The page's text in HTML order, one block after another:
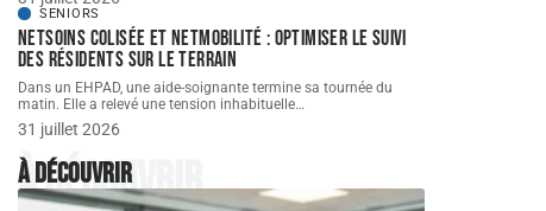
SENIORS
NETSoins colisée et NETMobilité : optimiser le suivi
des résidents sur le terrain
Dans un EHPAD, une aide-soignante termine sa tournée du
matin. Elle a relevé une tension inhabituelle…
31 juillet 2026
À découvrir
À découvrir